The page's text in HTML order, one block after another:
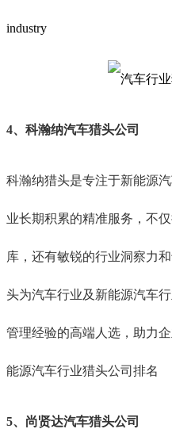
industry
4、科瀚纳汽车猎头公司
科瀚纳猎头是专注于新能源
业长期积累的精准服务，不
库，还有敏锐的行业洞察力
头为汽车行业及新能源汽车
管理经验的高端人选，助力
能源汽车行业猎头公司排名
5、尚贤达汽车猎头公司